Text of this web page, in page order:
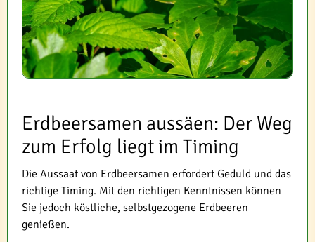
Erdbeersamen aussäen: Der Weg
zum Erfolg liegt im Timing
Die Aussaat von Erdbeersamen erfordert Geduld und das
richtige Timing. Mit den richtigen Kenntnissen können
Sie jedoch köstliche, selbstgezogene Erdbeeren
genießen.